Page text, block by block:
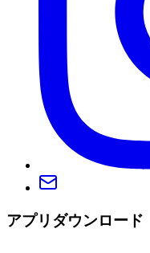
アプリダウンロード